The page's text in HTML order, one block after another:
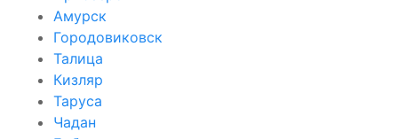
Амурск
Городовиковск
Талица
Кизляр
Таруса
Чадан